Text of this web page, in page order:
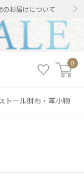
お届けについて
0
トール財布・革小物